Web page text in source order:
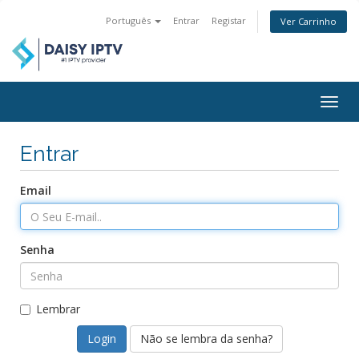
Português Entrar Registar Ver Carrinho
Entrar
Email
Senha
Lembrar
Não se lembra da senha?